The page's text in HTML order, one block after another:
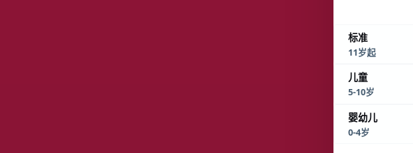
标准
11岁起
儿童
5-10岁
婴幼儿
0-4岁